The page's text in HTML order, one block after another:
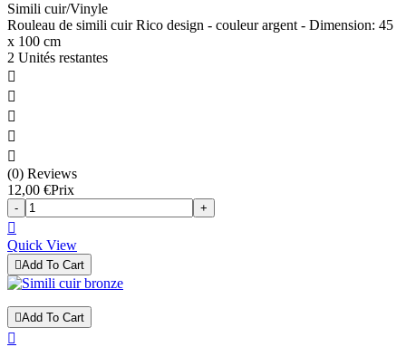
Simili cuir/Vinyle
Rouleau de simili cuir Rico design - couleur argent - Dimension: 45
x 100 cm
2 Unités restantes





(0) Reviews
12,00 €Prix
- +

Quick View
Add To Cart
Add To Cart
